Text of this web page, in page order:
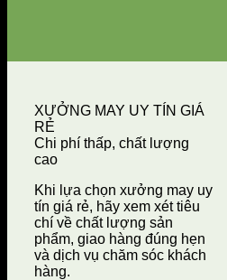
XƯỞNG MAY UY TÍN GIÁ
RẺ
Chi phí thấp, chất lượng
cao
Khi lựa chọn xưởng may uy
tín giá rẻ, hãy xem xét tiêu
chí về chất lượng sản
phẩm, giao hàng đúng hẹn
và dịch vụ chăm sóc khách
hàng.